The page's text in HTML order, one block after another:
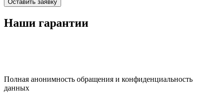
Оставить заявку
Наши гарантии
Полная анонимность обращения и конфиденциальность
данных